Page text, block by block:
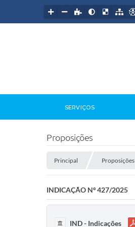
SERVIÇOS
Proposições
Principal Proposições
INDICAÇÃO Nº 427/2025
IND - Indicações